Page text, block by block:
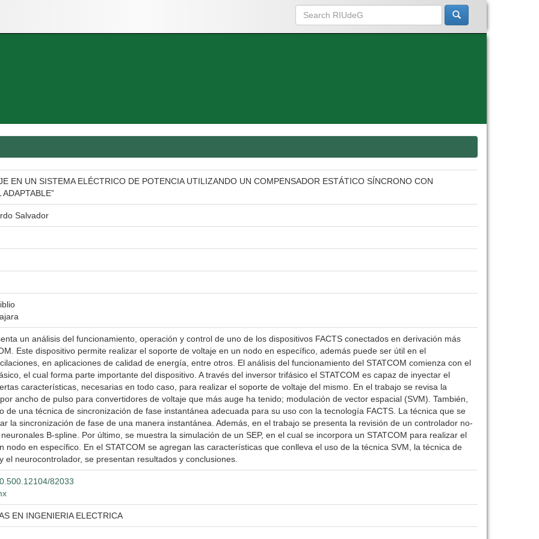
EN UN SISTEMA ELÉCTRICO DE POTENCIA UTILIZANDO UN COMPENSADOR ESTÁTICO SÍNCRONO CON
Salvador
un análisis del funcionamiento, operación y control de uno de los dispositivos FACTS conectados en derivación más
Este dispositivo permite realizar el soporte de voltaje en un nodo en específico, además puede ser útil en el
en aplicaciones de calidad de energía, entre otros. El análisis del funcionamiento del STATCOM comienza con el
el cual forma parte importante del dispositivo. A través del inversor trifásico el STATCOM es capaz de inyectar el
características, necesarias en todo caso, para realizar el soporte de voltaje del mismo. En el trabajo se revisa la
ancho de pulso para convertidores de voltaje que más auge ha tenido; modulación de vector espacial (SVM). También,
de una técnica de sincronización de fase instantánea adecuada para su uso con la tecnología FACTS. La técnica que se
la sincronización de fase de una manera instantánea. Además, en el trabajo se presenta la revisión de un controlador no-
B-spline. Por último, se muestra la simulación de un SEP, en el cual se incorpora un STATCOM para realizar el
nodo en específico. En el STATCOM se agregan las características que conlleva el uso de la técnica SVM, la técnica de
el neurocontrolador, se presentan resultados y conclusiones.
82033
EN INGENIERIA ELECTRICA